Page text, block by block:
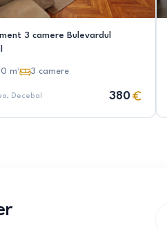
3 camere Bulevardul
m² 3 camere
, Decebal 380